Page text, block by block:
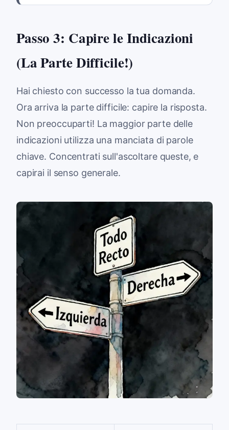
Passo 3: Capire le Indicazioni
(La Parte Difficile!)
Hai chiesto con successo la tua domanda.
Ora arriva la parte difficile: capire la risposta.
Non preoccuparti! La maggior parte delle
indicazioni utilizza una manciata di parole
chiave. Concentrati sull'ascoltare queste, e
capirai il senso generale.